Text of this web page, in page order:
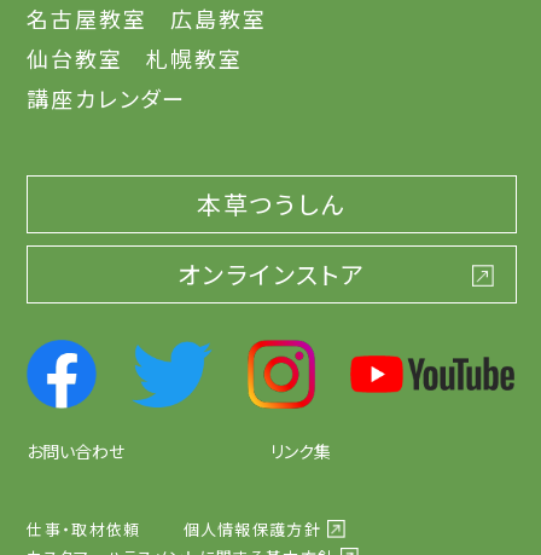
名古屋教室
広島教室
仙台教室
札幌教室
講座カレンダー
本草つうしん
オンラインストア
お問い合わせ リンク集
仕事・取材依頼
個人情報保護方針